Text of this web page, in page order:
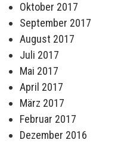
Oktober 2017
September 2017
August 2017
Juli 2017
Mai 2017
April 2017
März 2017
Februar 2017
Dezember 2016